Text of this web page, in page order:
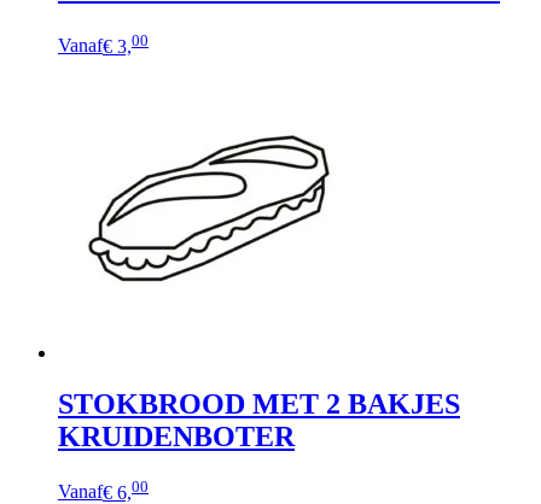
Vanaf€ 3,00
STOKBROOD MET 2 BAKJES
KRUIDENBOTER
Vanaf€ 6,00